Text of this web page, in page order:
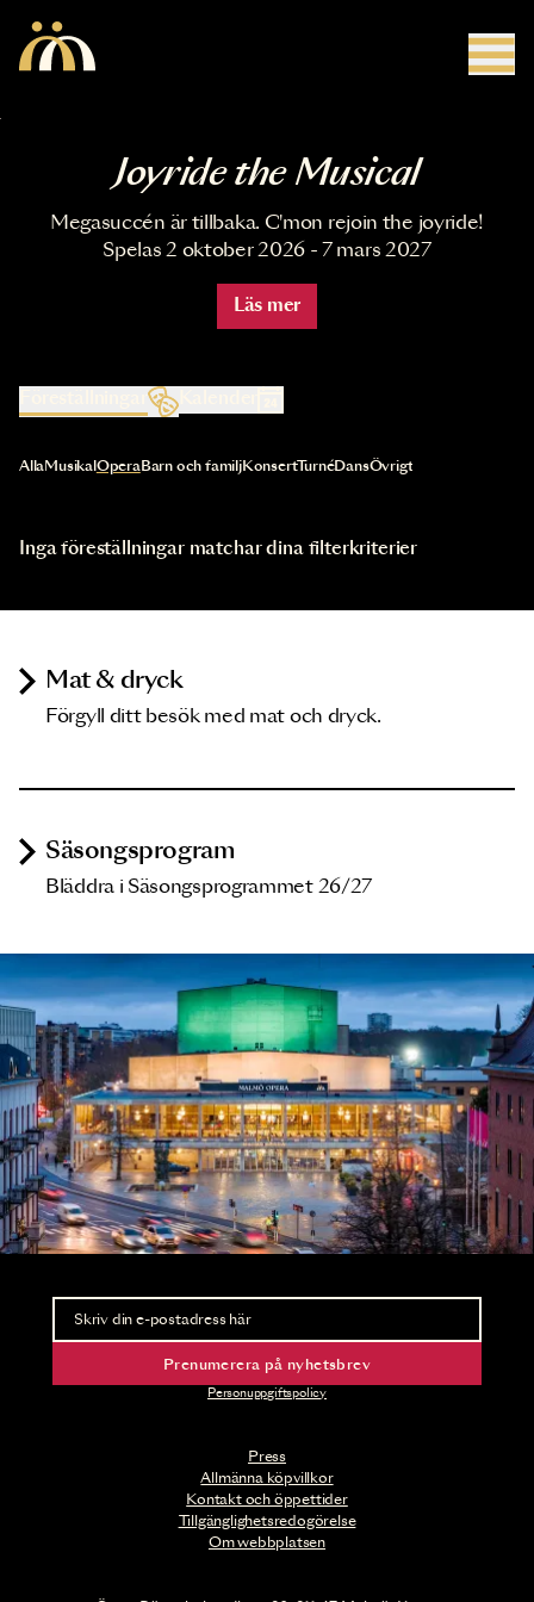
Joyride the Musical
Megasuccén är tillbaka. C'mon rejoin the joyride!
Spelas 2 oktober 2026 - 7 mars 2027
Läs mer
Kalender
Val av kategori uppdaterar innehållet automatiskt
AllaMusikal OperaBarn och familjKonsertTurnéDansÖvrigt
Inga föreställningar matchar dina filterkriterier
Mat & dryck
Förgyll ditt besök med mat och dryck.
Säsongsprogram
Bläddra i Säsongsprogrammet 26/27
Press
Allmänna köpvillkor
Kontakt och öppettider
Tillgänglighetsredogörelse
Om webbplatsen
Nyhetsbrev
Ta del av förhandsinformation och biljettsläpp.
Prenumerera på nyhetsbrev
Personuppgiftspolicy